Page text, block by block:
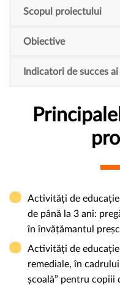
Scopul proiectului
Obiective
Indicatori de succes
Activități de
de până la 3 ani:
în învățămantul
Activități de
remediale, în
școală” pentru copiii